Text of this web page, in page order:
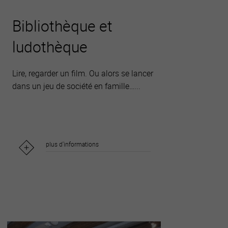
Bibliothèque et
ludothèque
Lire, regarder un film. Ou alors se lancer
dans un jeu de société en famille…...
plus d'informations